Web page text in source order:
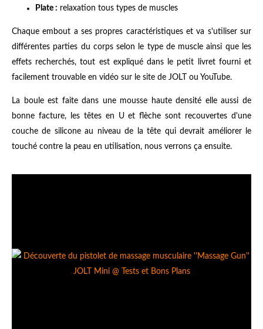
Plate : relaxation tous types de muscles
Chaque embout a ses propres caractéristiques et va s'utiliser sur
différentes parties du corps selon le type de muscle ainsi que les
effets recherchés, tout est expliqué dans le petit livret fourni et
facilement trouvable en vidéo sur le site de JOLT ou YouTube.
La boule est faite dans une mousse haute densité elle aussi de
bonne facture, les têtes en U et flèche sont recouvertes d'une
couche de silicone au niveau de la tête qui devrait améliorer le
touché contre la peau en utilisation, nous verrons ça ensuite.